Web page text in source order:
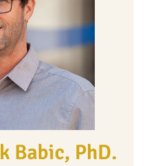
Babic, PhD.